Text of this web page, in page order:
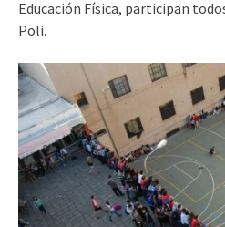
Educación Física, participan
Poli.